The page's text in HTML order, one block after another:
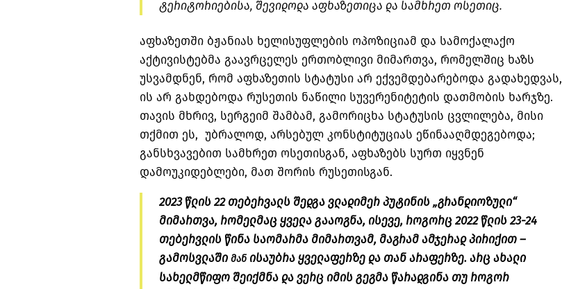
ტერიტორიებისა, შევიდოდა აფხაზეთიცა და სამხრეთ ოსეთიც.
აფხაზეთში ბჟანიას ხელისუფლების ოპოზიციამ და სამოქალაქო
აქტივისტებმა გაავრცელეს ერთობლივი მიმართვა, რომელშიც ხაზს
უსვამდნენ, რომ აფხაზეთის სტატუსი არ ექვემდებარებოდა გადახედვას,
ის არ გახდებოდა რუსეთის ნაწილი სუვერენიტეტის დათმობის ხარჯზე.
თავის მხრივ, სერგეიმ შამბამ, გამორიცხა სტატუსის ცვლილება, მისი
თქმით ეს, უბრალოდ, არსებულ კონსტიტუციას ეწინააღმდეგებოდა;
განსხვავებით სამხრეთ ოსეთისგან, აფხაზებს სურთ იყვნენ
დამოუკიდებლები, მათ შორის რუსეთისგან.
2023 წლის 22 თებერვალს შედგა ვლადიმერ პუტინის „გრანდიოზული“
მიმართვა, რომელმაც ყველა გააოგნა, ისევე, როგორც 2022 წლის 23-24
თებერვლის წინა საომარმა მიმართვამ, მაგრამ ამჯერად პირიქით –
გამოსვლაში მან ისაუბრა ყველაფერზე და თან არაფერზე. არც ახალი
სახელმწიფო შეიქმნა და ვერც იმის გეგმა წარადგინა თუ როგორ